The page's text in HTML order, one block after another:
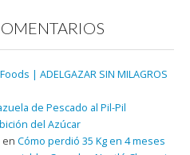
| ADELGAZAR SIN MILAGROS
de Pescado al Pil-Pil
del Azúcar
en Cómo perdió 35 Kg en 4 meses